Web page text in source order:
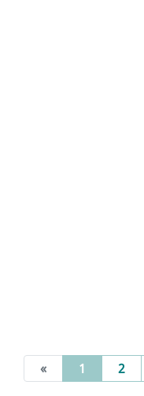
« 1 (current)
2